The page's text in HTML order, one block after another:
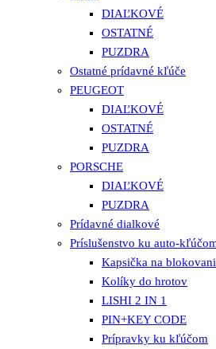
DIAĽKOVÉ
OSTATNÉ
PUZDRA
Ostatné prídavné kľúče
PEUGEOT
DIAĽKOVÉ
OSTATNÉ
PUZDRA
PORSCHE
DIAĽKOVÉ
PUZDRA
Prídavné dialkové
Príslušenstvo ku auto-
Kapsička na
Kolíky do hrotov
LISHI 2 IN 1
PIN+KEY CODE
Prípravky ku kľúčom